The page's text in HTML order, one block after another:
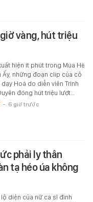
vàng, hút triệu
hiện ít phút trong Mùa Hè
Ấy, những đoạn clip của cô
dạy Hoá do diễn viên Trình
đóng hút triệu lượt…
- 6 giờ trước
phải ly thân
tạ héo úa không
lộ diện của nữ ca sĩ đình